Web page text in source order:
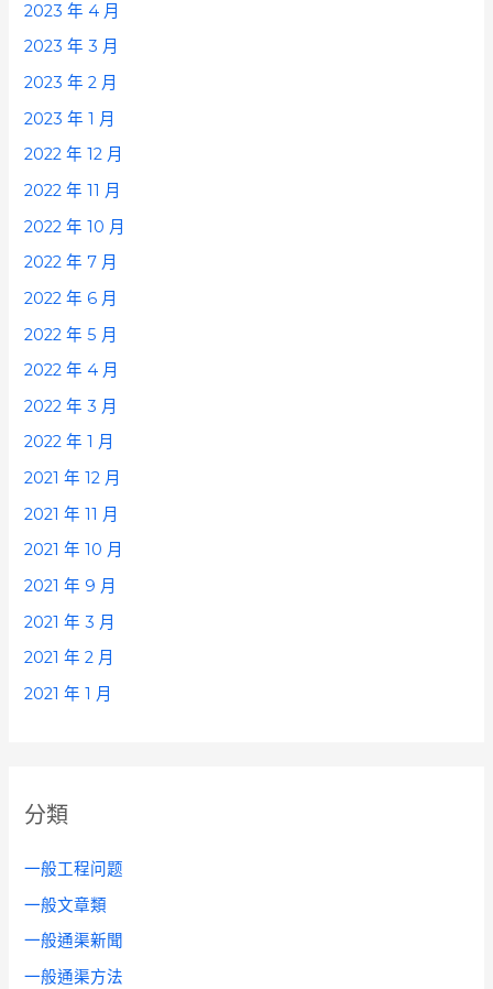
2023 年 4 月
2023 年 3 月
2023 年 2 月
2023 年 1 月
2022 年 12 月
2022 年 11 月
2022 年 10 月
2022 年 7 月
2022 年 6 月
2022 年 5 月
2022 年 4 月
2022 年 3 月
2022 年 1 月
2021 年 12 月
2021 年 11 月
2021 年 10 月
2021 年 9 月
2021 年 3 月
2021 年 2 月
2021 年 1 月
分類
一般工程问题
一般文章類
一般通渠新聞
一般通渠方法